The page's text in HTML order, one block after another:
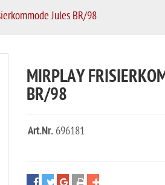
Jules BR/98
MIRPLAY
BR/98
Art.Nr. 696181